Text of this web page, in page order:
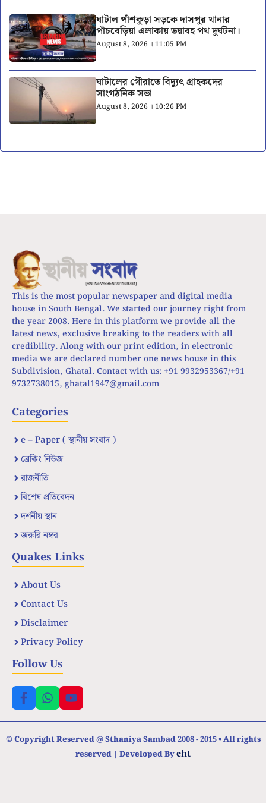
ঘাটাল পাঁশকুড়া সড়কে দাসপুর থানার
পাঁচবেড়িয়া এলাকায় ভয়াবহ পথ দুর্ঘটনা।
August 8, 2026 । 11:05 PM
ঘাটালের গৌরাতে বিদ্যুৎ গ্রাহকদের
সাংগঠনিক সভা
August 8, 2026 । 10:26 PM
This is the most popular newspaper and digital media
house in South Bengal. We started our journey right from
the year 2008. Here in this platform we provide all the
latest news, exclusive breaking to the readers with all
credibility. Along with our print edition, in electronic
media we are declared number one news house in this
Subdivision, Ghatal. Contact with us: +91 9932953367/+91
9732738015, ghatal1947@gmail.com
Categories
e – Paper ( স্থানীয় সংবাদ )
ব্রেকিং নিউজ
রাজনীতি
বিশেষ প্রতিবেদন
দর্শনীয় স্থান
জরুরি নম্বর
Quakes Links
About Us
Contact Us
Disclaimer
Privacy Policy
Follow Us
© Copyright Reserved @ Sthaniya Sambad 2008 - 2015 • All rights
reserved | Developed Byeht